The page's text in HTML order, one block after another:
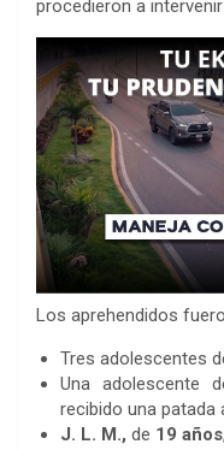
procedieron a
Los aprehendidos
Tres adolescentes
Una adolescente
recibido una patada
J. L. M., de 19 años